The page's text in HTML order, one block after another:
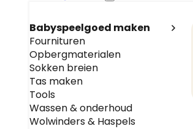
Babyspeelgoed maken
Fournituren
Opbergmaterialen
Sokken breien
Tas maken
Tools
Wassen & onderhoud
Wolwinders & Haspels